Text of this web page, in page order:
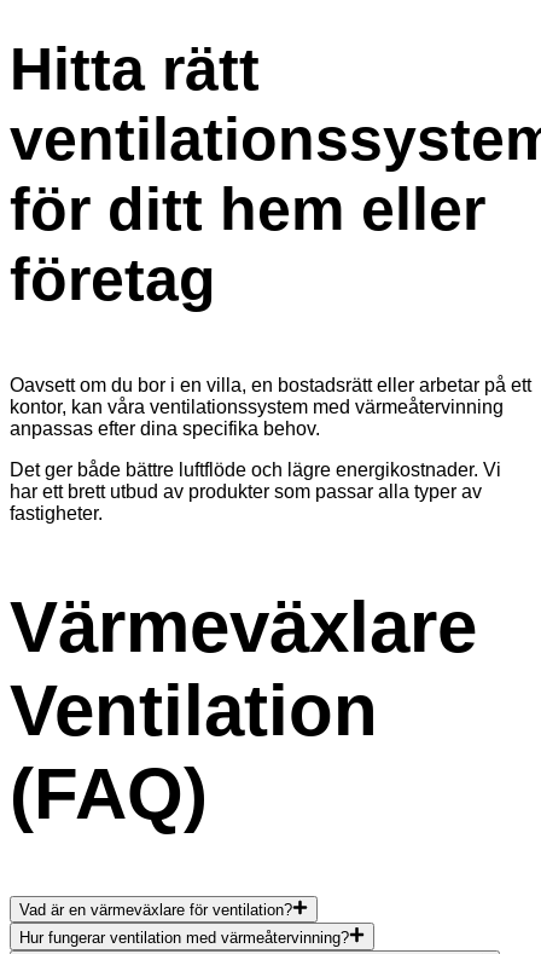
Hitta rätt
för ditt hem eller
företag
Oavsett om du bor i en villa, en bostadsrätt eller arbetar på ett
kontor, kan våra ventilationssystem med värmeåtervinning
anpassas efter dina specifika behov.
Det ger både bättre luftflöde och lägre energikostnader. Vi
har ett brett utbud av produkter som passar alla typer av
fastigheter.
Värmeväxlare
Ventilation
(FAQ)
Vad är en värmeväxlare för ventilation?
Hur fungerar ventilation med värmeåtervinning?